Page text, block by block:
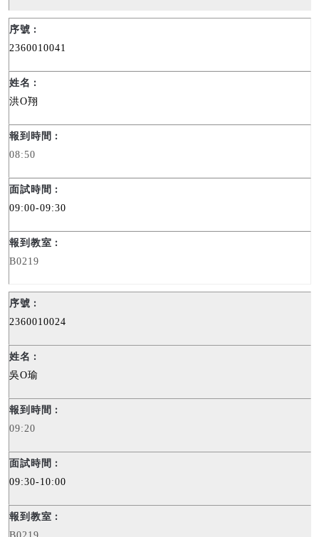
2360010041
洪O翔
08:50
09:00-09:30
B0219
2360010024
吳O瑜
09:20
09:30-10:00